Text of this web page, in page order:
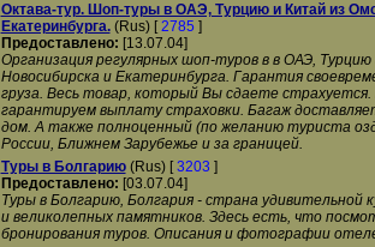
Октава-тур. Шоп-туры в ОАЭ, Турцию и Китай из
Екатеринбурга.(Rus) [2785 ]
Предоставлено: [13.07.04]
Организация регулярных шоп-туров в в ОАЭ,
Новосибирска и Екатеринбурга. Гарантия
груза. Весь товар, который Вы сдаете
гарантируем выплату страховки. Багаж
дом. А также полноценный (по желанию туриста
России, Ближнем Зарубежье и за границей.
Туры в Болгарию(Rus) [3203 ]
Предоставлено: [03.07.04]
Туры в Болгарию, Болгария - страна удивительной
и великолепных памятников. Здесь есть, что
бронирования туров. Описания и фотографии